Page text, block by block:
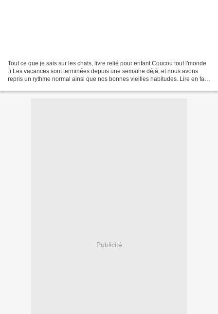
Tout ce que je sais sur les chats, livre relié pour enfant Coucou tout l'monde
:) Les vacances sont terminées depuis une semaine déjà, et nous avons
repris un rythme normal ainsi que nos bonnes vieilles habitudes. Lire en fait
Publicité